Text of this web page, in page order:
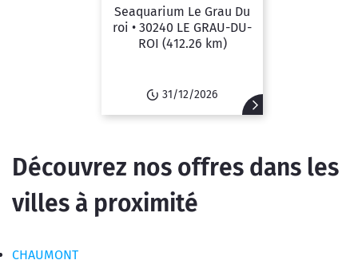
Seaquarium Le Grau Du
roi • 30240 LE GRAU-DU-
ROI (412.26 km)
31/12/2026
Découvrez nos offres dans les
villes à proximité
CHAUMONT